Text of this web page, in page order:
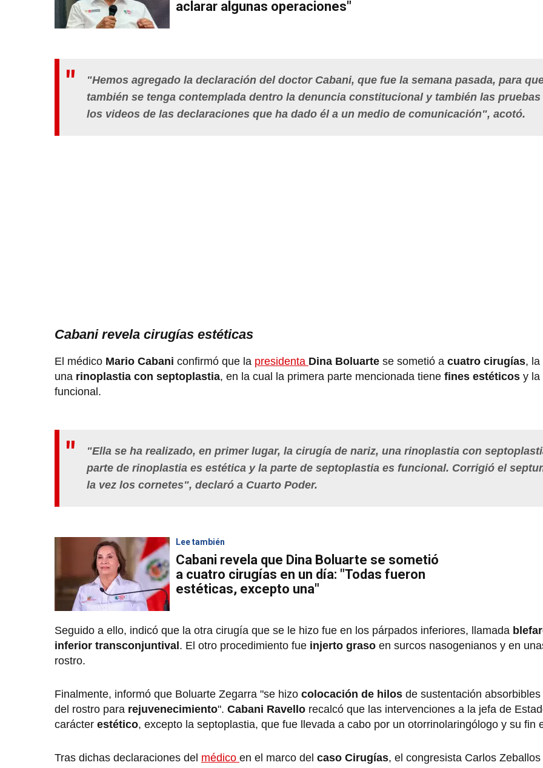
aclarar algunas operaciones"
"Hemos agregado la declaración del doctor Cabani, que fue la semana pasada, para
también se tenga contemplada dentro la denuncia constitucional y también las
los videos de las declaraciones que ha dado él a un medio de comunicación", acotó.
Cabani revela cirugías estéticas
El médico Mario Cabani confirmó que la presidenta Dina Boluarte se sometió a cuatro cirugías, la
una rinoplastia con septoplastia, en la cual la primera parte mencionada tiene fines estéticos y la
funcional.
"Ella se ha realizado, en primer lugar, la cirugía de nariz, una rinoplastia con
parte de rinoplastia es estética y la parte de septoplastia es funcional. Corrigió el
la vez los cornetes", declaró a Cuarto Poder.
Lee también
Cabani revela que Dina Boluarte se sometió
a cuatro cirugías en un día: "Todas fueron
estéticas, excepto una"
Seguido a ello, indicó que la otra cirugía que se le hizo fue en los párpados inferiores, llamada
inferior transconjuntival . El otro procedimiento fue injerto graso en surcos nasogenianos y en
rostro.
Finalmente, informó que Boluarte Zegarra "se hizo colocación de hilos de sustentación
del rostro para rejuvenecimiento". Cabani Ravello recalcó que las intervenciones a la jefa de
carácter estético, excepto la septoplastia, que fue llevada a cabo por un otorrinolaringólogo y su fin
Tras dichas declaraciones del médico en el marco del caso Cirugías, el congresista Carlos